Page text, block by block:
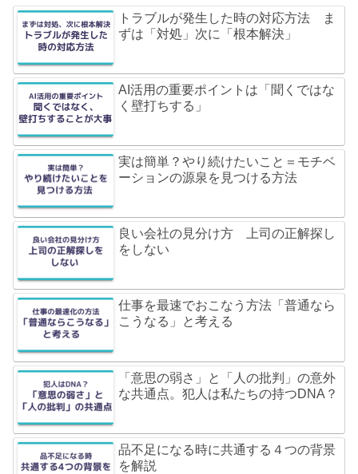
トラブルが発生した時の対応方法 ま
ずは「対処」次に「根本解決」
AI活用の重要ポイントは「聞くではな
く壁打ちする」
実は簡単？やり続けたいこと＝モチベ
ーションの源泉を見つける方法
良い会社の見分け方 上司の正解探し
をしない
仕事を最速でおこなう方法「普通なら
こうなる」と考える
「意思の弱さ」と「人の批判」の意外
な共通点。犯人は私たちの持つDNA？
品不足になる時に共通する４つの背景
を解説